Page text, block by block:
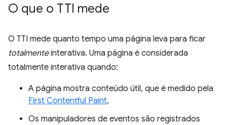
O que o TTI mede
O TTI mede quanto tempo uma página leva para ficar
totalmenteinterativa. Uma página é considerada
totalmente interativa quando:
A página mostra conteúdo útil, que é medido pela
First Contentful Paint,
Os manipuladores de eventos são registrados